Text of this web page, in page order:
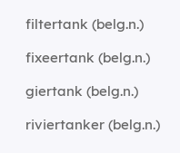
filtertank (belg.n.)
fixeertank (belg.n.)
giertank (belg.n.)
riviertanker (belg.n.)